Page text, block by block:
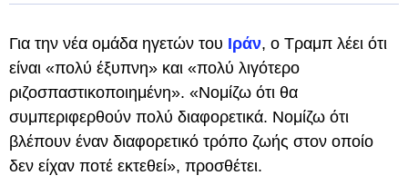
Για την νέα ομάδα ηγετών του Ιράν, ο Τραμπ λέει ότι
είναι «πολύ έξυπνη» και «πολύ λιγότερο
ριζοσπαστικοποιημένη». «Νομίζω ότι θα
συμπεριφερθούν πολύ διαφορετικά. Νομίζω ότι
βλέπουν έναν διαφορετικό τρόπο ζωής στον οποίο
δεν είχαν ποτέ εκτεθεί», προσθέτει.